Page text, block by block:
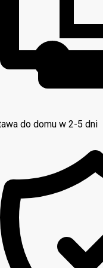
do domu w 2-5 dni